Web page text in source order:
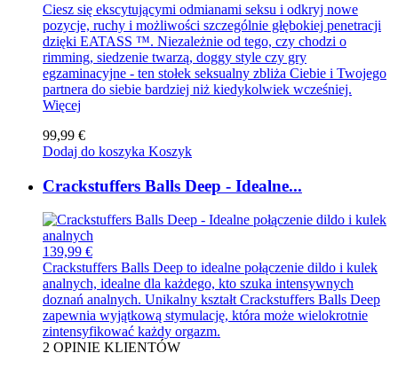
Ciesz się ekscytującymi odmianami seksu i odkryj nowe
pozycje, ruchy i możliwości szczególnie głębokiej penetracji
dzięki EATASS ™. Niezależnie od tego, czy chodzi o
rimming, siedzenie twarzą, doggy style czy gry
egzaminacyjne - ten stołek seksualny zbliża Ciebie i Twojego
partnera do siebie bardziej niż kiedykolwiek wcześniej.
Więcej
99,99 €
Dodaj do koszyka Koszyk
Crackstuffers Balls Deep - Idealne...
139,99 €
Crackstuffers Balls Deep to idealne połączenie dildo i kulek
analnych, idealne dla każdego, kto szuka intensywnych
doznań analnych. Unikalny kształt Crackstuffers Balls Deep
zapewnia wyjątkową stymulację, która może wielokrotnie
zintensyfikować każdy orgazm.
2 OPINIE KLIENTÓW